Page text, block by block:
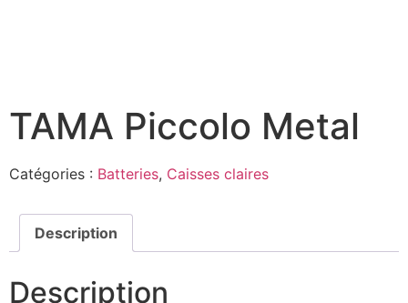
TAMA Piccolo Metal
Catégories : Batteries, Caisses claires
Description
Description